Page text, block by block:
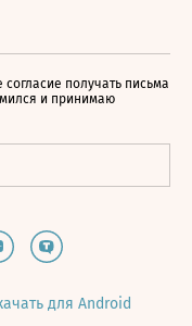
получать письма
и принимаю
для Android